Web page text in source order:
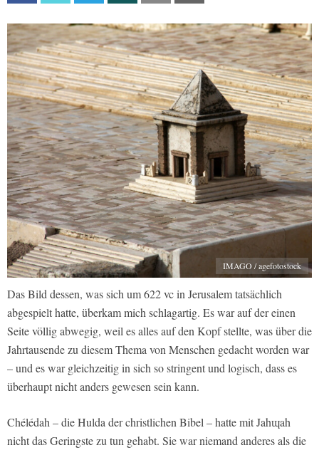
IMAGO / agefotostock
Das Bild dessen, was sich um 622 vc in Jerusalem tatsächlich
abgespielt hatte, überkam mich schlagartig. Es war auf der einen
Seite völlig abwegig, weil es alles auf den Kopf stellte, was über die
Jahrtausende zu diesem Thema von Menschen gedacht worden war
– und es war gleichzeitig in sich so stringent und logisch, dass es
überhaupt nicht anders gewesen sein kann.
Chélédah – die Hulda der christlichen Bibel – hatte mit Jahɰah
nicht das Geringste zu tun gehabt. Sie war niemand anderes als die